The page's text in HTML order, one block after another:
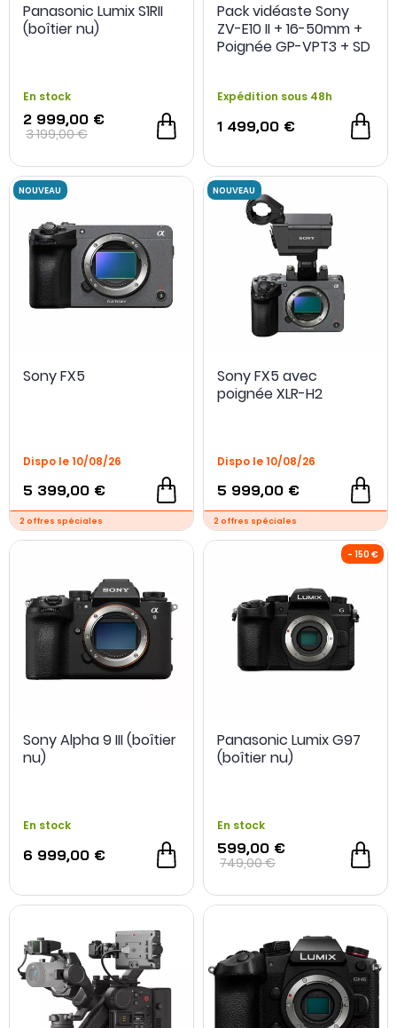
DJI Mic Mini OFFERT
- 350 €
- 200 €
Panasonic Lumix S1RII
(boîtier nu)
En stock
2 999,00 €
3 199,00 €
Pack vidéaste Sony
ZV-E10 II + 16-50mm +
Poignée GP-VPT3 + SD
garantie
Expédition sous 48h
1 499,00 €
Sony FX5
Dispo le 10/08/26
5 399,00 €
Sony FX5 avec
poignée XLR-H2
Dispo le 10/08/26
5 999,00 €
Sony Alpha 9 III (boîtier
nu)
En stock
6 999,00 €
Panasonic Lumix G97
(boîtier nu)
En stock
599,00 €
749,00 €